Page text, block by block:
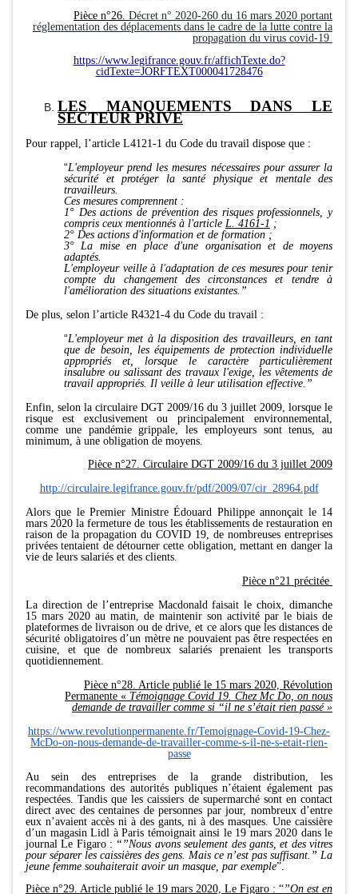
Pièce n°26. Décret n° 2020-260 du 16 mars 2020 portant
réglementation des déplacements dans le cadre de la lutte contre la
propagation du virus covid-19
https://www.legifrance.gouv.fr/affichTexte.do?
cidTexte=JORFTEXT000041728476
LES MANQUEMENTS DANS LE
SECTEUR PRIVE
Pour rappel, l’article L4121-1 du Code du travail dispose que :
“L'employeur prend les mesures nécessaires pour assurer la
sécurité et protéger la santé physique et mentale des
travailleurs.
Ces mesures comprennent :
1° Des actions de prévention des risques professionnels, y
compris ceux mentionnés à l'article L. 4161-1 ;
2° Des actions d'information et de formation ;
3° La mise en place d'une organisation et de moyens
adaptés.
L'employeur veille à l'adaptation de ces mesures pour tenir
compte du changement des circonstances et tendre à
l'amélioration des situations existantes.”
De plus, selon l’article R4321-4 du Code du travail :
“L'employeur met à la disposition des travailleurs, en tant
que de besoin, les équipements de protection individuelle
appropriés et, lorsque le caractère particulièrement
insalubre ou salissant des travaux l'exige, les vêtements de
travail appropriés. Il veille à leur utilisation effective.”
Enfin, selon la circulaire DGT 2009/16 du 3 juillet 2009, lorsque le
risque est exclusivement ou principalement environnemental,
comme une pandémie grippale, les employeurs sont tenus, au
minimum, à une obligation de moyens.
Pièce n°27. Circulaire DGT 2009/16 du 3 juillet 2009
http://circulaire.legifrance.gouv.fr/pdf/2009/07/cir_28964.pdf
Alors que le Premier Ministre Édouard Philippe annonçait le 14
mars 2020 la fermeture de tous les établissements de restauration en
raison de la propagation du COVID 19, de nombreuses entreprises
privées tentaient de détourner cette obligation, mettant en danger la
vie de leurs salariés et des clients.
Pièce n°21 précitée
La direction de l’entreprise Macdonald faisait le choix, dimanche
15 mars 2020 au matin, de maintenir son activité par le biais de
plateformes de livraison ou de drive, et ce alors que les distances de
sécurité obligatoires d’un mètre ne pouvaient pas être respectées en
cuisine, et que de nombreux salariés prenaient les transports
quotidiennement.
Pièce n°28. Article publié le 15 mars 2020, Révolution
Permanente « Témoignage Covid 19. Chez Mc Do, on nous
demande de travailler comme si “il ne s’était rien passé »
https://www.revolutionpermanente.fr/Temoignage-Covid-19-Chez-
McDo-on-nous-demande-de-travailler-comme-s-il-ne-s-etait-rien-
passe
Au sein des entreprises de la grande distribution, les
recommandations des autorités publiques n’étaient également pas
respectées. Tandis que les caissiers de supermarché sont en contact
direct avec des centaines de personnes par jour, nombreux d’entre
eux n’avaient accès ni à des gants, ni à des masques. Une caissière
d’un magasin Lidl à Paris témoignait ainsi le 19 mars 2020 dans le
journal Le Figaro : “”Nous avons seulement des gants, et des vitres
pour séparer les caissières des gens. Mais ce n’est pas suffisant.” La
jeune femme souhaiterait avoir un masque, par exemple”.
Pièce n°29. Article publié le 19 mars 2020, Le Figaro : “”On est en